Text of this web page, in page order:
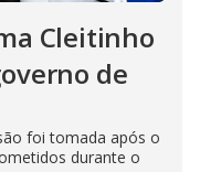
Cleitinho
de
foi tomada após o
durante o